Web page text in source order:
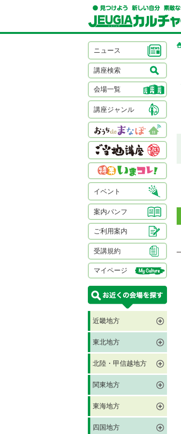
ニュース
講座検索
会場一覧
講座ジャンル
イベント
案内パンフ
ご利用案内
受講規約
マイページ
近畿地方
東北地方
北陸・甲信越地方
関東地方
東海地方
四国地方